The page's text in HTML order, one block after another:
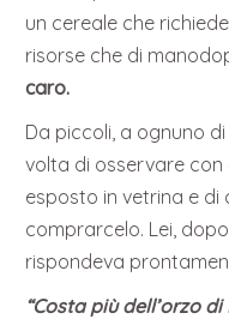
un cereale che
risorse che di
caro.
Da piccoli, a ognuno
volta di osservare
esposto in vetrina e di
comprarcelo. Lei,
rispondeva
“Costa più dell’orzo di